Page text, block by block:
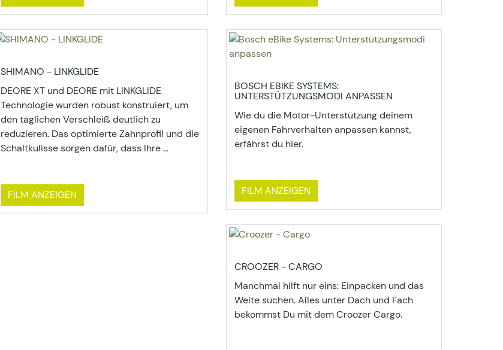
SHIMANO - LINKGLIDE
DEORE XT und DEORE mit LINKGLIDE
Technologie wurden robust konstruiert, um
den täglichen Verschleiß deutlich zu
reduzieren. Das optimierte Zahnprofil und die
Schaltkulisse sorgen dafür, dass Ihre ...
FILM ANZEIGEN
BOSCH EBIKE SYSTEMS:
UNTERSTÜTZUNGSMODI ANPASSEN
Wie du die Motor-Unterstützung deinem
eigenen Fahrverhalten anpassen kannst,
erfährst du hier.
FILM ANZEIGEN
CROOZER - CARGO
Manchmal hilft nur eins: Einpacken und das
Weite suchen. Alles unter Dach und Fach
bekommst Du mit dem Croozer Cargo.